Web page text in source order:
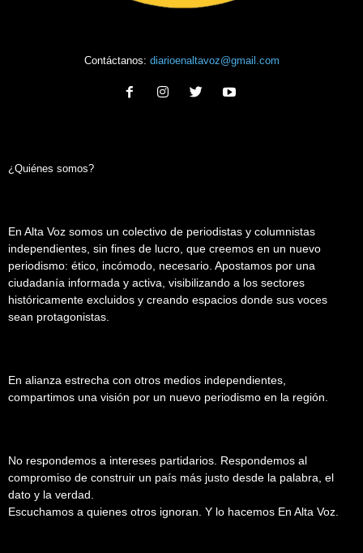
Contáctanos: diarioenaltavoz@gmail.com
¿Quiénes somos?
En Alta Voz somos un colectivo de periodistas y columnistas
independientes, sin fines de lucro, que creemos en un nuevo
periodismo: ético, incómodo, necesario. Apostamos por una
ciudadanía informada y activa, visibilizando a los sectores
históricamente excluidos y creando espacios donde sus voces
sean protagonistas.
En alianza estrecha con otros medios independientes,
compartimos una visión por un nuevo periodismo en la región.
No respondemos a intereses partidarios. Respondemos al
compromiso de construir un país más justo desde la palabra, el
dato y la verdad.
Escuchamos a quienes otros ignoran. Y lo hacemos En Alta Voz.